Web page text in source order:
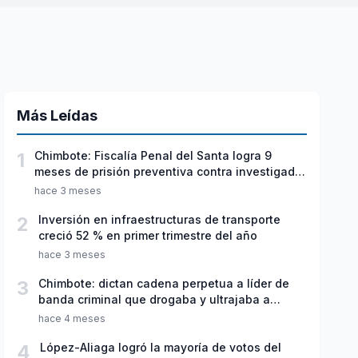
Más Leídas
1
Chimbote: Fiscalía Penal del Santa logra 9
meses de prisión preventiva contra investigado
por violación sexual y tentativa de feminicidio
hace 3 meses
2
Inversión en infraestructuras de transporte
creció 52 % en primer trimestre del año
hace 3 meses
3
Chimbote: dictan cadena perpetua a líder de
banda criminal que drogaba y ultrajaba a
jóvenes
hace 4 meses
4
López-Aliaga logró la mayoría de votos del